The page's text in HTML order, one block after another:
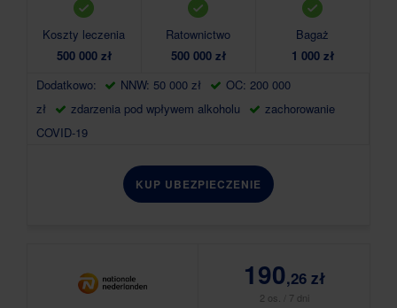
Koszty leczenia
500 000 zł
Ratownictwo
500 000 zł
Bagaż
1 000 zł
Dodatkowo:
NNW: 50 000 zł
OC: 200 000
zł
zdarzenia pod wpływem alkoholu
zachorowanie
COVID-19
KUP UBEZPIECZENIE
190,26 zł
2 os. / 7 dni